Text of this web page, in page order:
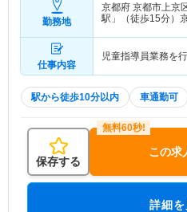
勤務地
京都府 京都市上京
駅」（徒歩15分）
仕事内容
児童指導員業務を
駅から徒歩10分以内 車通勤可
保存する
この求
詳細を